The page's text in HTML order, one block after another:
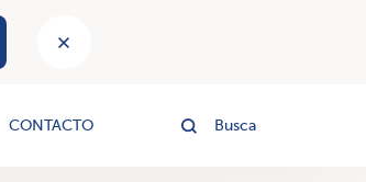
CONTACTO Busca